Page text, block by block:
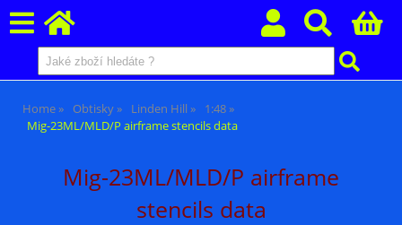
Home Obtisky Linden Hill
1:48
Mig-23ML/MLD/P airframe stencils data
Mig-23ML/MLD/P airframe
stencils data